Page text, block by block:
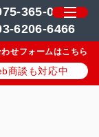
365-0571
6206-6466
せフォームはこちら
商談も対応中
ームページ・Web制作